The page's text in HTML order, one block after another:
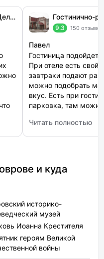
Vladresort: Олимпия Делюкс
9.3 150 отзывов
Павел
Гостиница подойдет
При отеле есть свой
завтраки подают
можно подобрать
вкус. Есть при
парковка, там можно
оплате номеров, я
завышены цены, так
Читать полностью
: Гостинично-
и куда
историко-
музей
Иоанна Крестителя
героям Великой
войны